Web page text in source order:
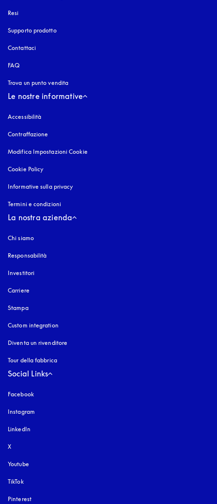
Resi
Supporto prodotto
Contattaci
FAQ
Trova un punto vendita
Le nostre informative
Accessibilità
Contraffazione
Modifica Impostazioni Cookie
Cookie Policy
Informative sulla privacy
Termini e condizioni
La nostra azienda
Chi siamo
Responsabilità
Investitori
Carriere
Stampa
Custom integration
Diventa un rivenditore
Tour della fabbrica
Social Links
Facebook
Instagram
LinkedIn
X
Youtube
TikTok
Pinterest